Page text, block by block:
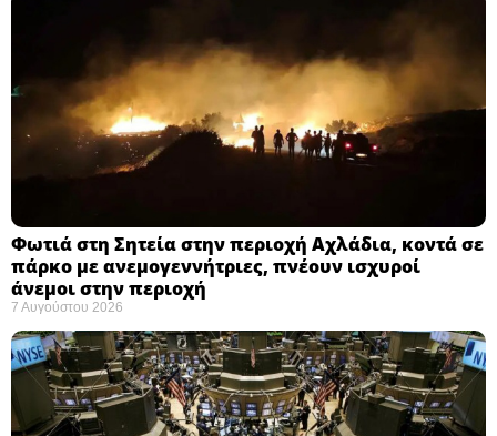
Φωτιά στη Σητεία στην περιοχή Αχλάδια, κοντά σε
πάρκο με ανεμογεννήτριες, πνέουν ισχυροί
άνεμοι στην περιοχή
7 Αυγούστου 2026